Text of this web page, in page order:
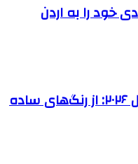
خود را به اردن
انتخاب کاغذ دیواری در سال ۲۰۲۶: از رنگ‌های ساده